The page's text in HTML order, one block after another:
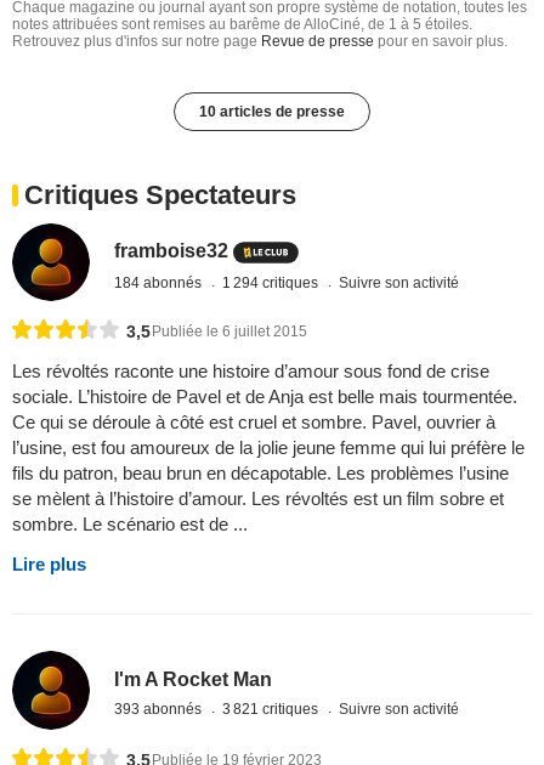
Chaque magazine ou journal ayant son propre système de notation, toutes les
notes attribuées sont remises au barême de AlloCiné, de 1 à 5 étoiles.
Retrouvez plus d'infos sur notre page Revue de presse pour en savoir plus.
10 articles de presse
Critiques Spectateurs
framboise32
184 abonnés 1 294 critiques Suivre son activité
3,5 Publiée le 6 juillet 2015
Les révoltés raconte une histoire d’amour sous fond de crise
sociale. L’histoire de Pavel et de Anja est belle mais tourmentée.
Ce qui se déroule à côté est cruel et sombre. Pavel, ouvrier à
l’usine, est fou amoureux de la jolie jeune femme qui lui préfère le
fils du patron, beau brun en décapotable. Les problèmes l’usine
se mèlent à l’histoire d’amour. Les révoltés est un film sobre et
sombre. Le scénario est de ...
Lire plus
I'm A Rocket Man
393 abonnés 3 821 critiques Suivre son activité
3,5Publiée le 19 février 2023